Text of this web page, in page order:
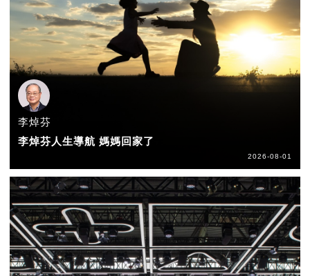
李焯芬
李焯芬人生導航 媽媽回家了
2026-08-01